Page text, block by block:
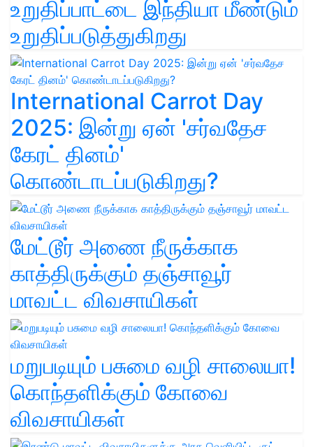
உறுதிப்பாட்டை இந்தியா மீண்டும்
உறுதிப்படுத்துகிறது
International Carrot Day
2025: இன்று ஏன் 'சர்வதேச
கேரட் தினம்'
கொண்டாடப்படுகிறது?
மேட்டூர் அணை நீருக்காக
காத்திருக்கும் தஞ்சாவூர்
மாவட்ட விவசாயிகள்
மறுபடியும் பசுமை வழி சாலையா!
கொந்தளிக்கும் கோவை
விவசாயிகள்